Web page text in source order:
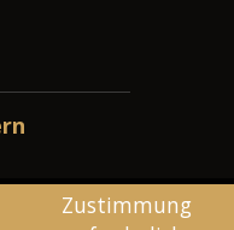
H. Wilhelm
Zustimmung